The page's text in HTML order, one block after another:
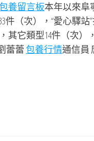
養留言板本年以來阜
件（次），“愛心驛站
其它類型14件（次）
蕾蕾包養行情通信員